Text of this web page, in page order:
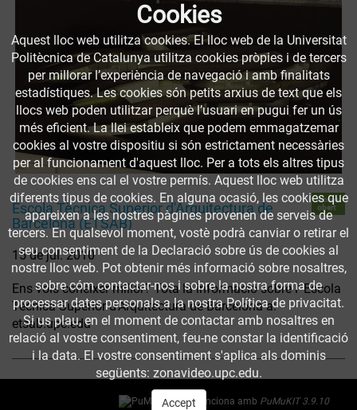
Escola Tècnica Superior d'Arquitectura de
Barcelona (ETSAB)
Accés
obert
15 de jul. 2010
Ens vols conèixer millor? Tota la informació sobre l' Escola
Tècnica Superior d'Arquitectura de Barcelona a:
etsab.upc.edu
Cookies
Aquest lloc web utilitza cookies. El lloc web de la Universitat
Politècnica de Catalunya utilitza cookies pròpies i de tercers
per millorar l’experiència de navegació i amb finalitats
estadístiques. Les cookies són petits arxius de text que els
llocs web poden utilitzar perquè l’usuari en pugui fer un ús
més eficient. La llei estableix que podem emmagatzemar
cookies al vostre dispositiu si són estrictament necessàries
per al funcionament d'aquest lloc. Per a tots els altres tipus
de cookies ens cal el vostre permís. Aquest lloc web utilitza
diferents tipus de cookies. En alguna ocasió, les cookies que
apareixen a les nostres pàgines provenen de serveis de
tercers. En qualsevol moment, vostè podrà canviar o retirar el
seu consentiment de la Declaració sobre ús de cookies al
nostre lloc web. Pot obtenir més informació sobre nosaltres,
sobre cóm contactar-nos i sobre la nostra forma de
processar dates personals a la nostra Política de privacitat.
Si us plau, en el moment de contactar amb nosaltres en
relació al vostre consentiment, feu-ne constar la identificació
i la data. El vostre consentiment s'aplica als dominis
següents: zonavideo.upc.edu.
AcceptFunciona amb PuMuKIT 3.9.10